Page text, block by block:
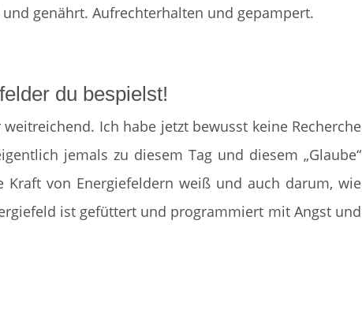
genährt. Aufrechterhalten und gepampert.
du bespielst!
Ich habe jetzt bewusst keine Recherche
jemals zu diesem Tag und diesem „Glaube“
von Energiefeldern weiß und auch darum, wie
ist gefüttert und programmiert mit Angst und